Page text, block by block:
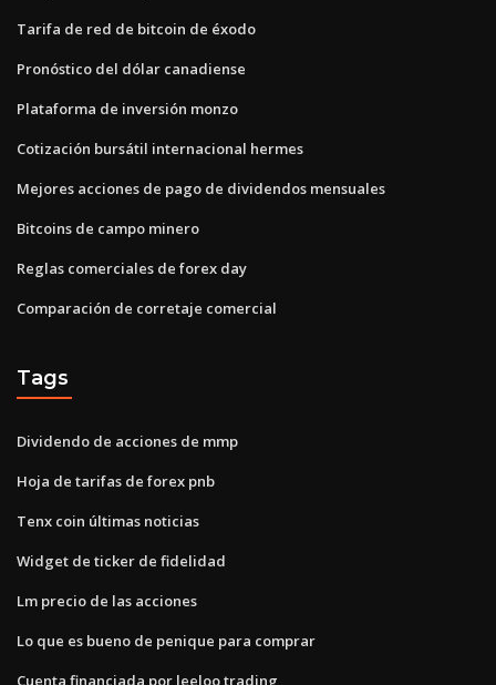
Tarifa de red de bitcoin de éxodo
Pronóstico del dólar canadiense
Plataforma de inversión monzo
Cotización bursátil internacional hermes
Mejores acciones de pago de dividendos mensuales
Bitcoins de campo minero
Reglas comerciales de forex day
Comparación de corretaje comercial
Tags
Dividendo de acciones de mmp
Hoja de tarifas de forex pnb
Tenx coin últimas noticias
Widget de ticker de fidelidad
Lm precio de las acciones
Lo que es bueno de penique para comprar
Cuenta financiada por leeloo trading